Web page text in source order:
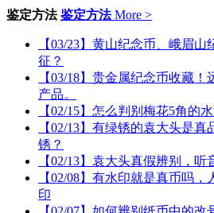
鉴定方法 鉴定方法 More >
【03/23】黄山纪念币、峨眉
征？
【03/18】贵金属纪念币收藏
产品。
【02/15】怎么判别梅花5角的
【02/13】有绿锈的袁大头是
锈？
【02/13】袁大头真假辨别，听
【02/08】有水印就是真币吗
印